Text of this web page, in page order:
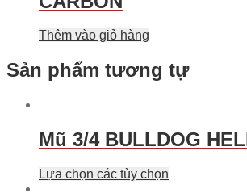
Thêm vào giỏ hàng
Sản phẩm tương tự
Mũ 3/4 BULLDOG
Lựa chọn các tùy chọn